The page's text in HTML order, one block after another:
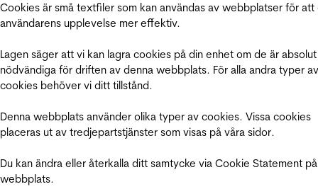
Cookies är små textfiler som kan användas av webbplatser för att
användarens upplevelse mer effektiv.
Lagen säger att vi kan lagra cookies på din enhet om de är absolut
nödvändiga för driften av denna webbplats. För alla andra typer av
cookies behöver vi ditt tillstånd.
Denna webbplats använder olika typer av cookies. Vissa cookies
placeras ut av tredjepartstjänster som visas på våra sidor.
Du kan ändra eller återkalla ditt samtycke via Cookie Statement
webbplats.